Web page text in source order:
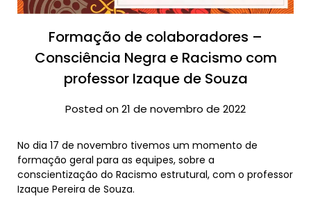
Formação de colaboradores –
Consciência Negra e Racismo com
professor Izaque de Souza
Posted on 21 de novembro de 2022
No dia 17 de novembro tivemos um momento de
formação geral para as equipes, sobre a
conscientização do Racismo estrutural, com o professor
Izaque Pereira de Souza.